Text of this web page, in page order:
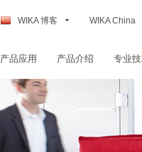
WIKA 博客 WIKA China
产品应用 产品介绍 专业